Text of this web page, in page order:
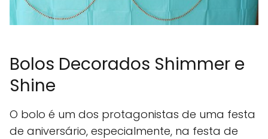
Bolos Decorados Shimmer e
Shine
O bolo é um dos protagonistas de uma festa
de aniversário, especialmente, na festa de